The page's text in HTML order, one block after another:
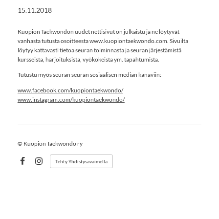
15.11.2018
Kuopion Taekwondon uudet nettisivut on julkaistu ja ne löytyvät
vanhasta tutusta osoitteesta www.kuopiontaekwondo.com. Sivuilta
löytyy kattavasti tietoa seuran toiminnasta ja seuran järjestämistä
kursseista, harjoituksista, vyökokeista ym. tapahtumista.
Tutustu myös seuran seuran sosiaalisen median kanaviin:
www.facebook.com/kuopiontaekwondo/
www.instagram.com/kuopiontaekwondo/
© Kuopion Taekwondo ry
Instagram
Tehty Yhdistysavaimella